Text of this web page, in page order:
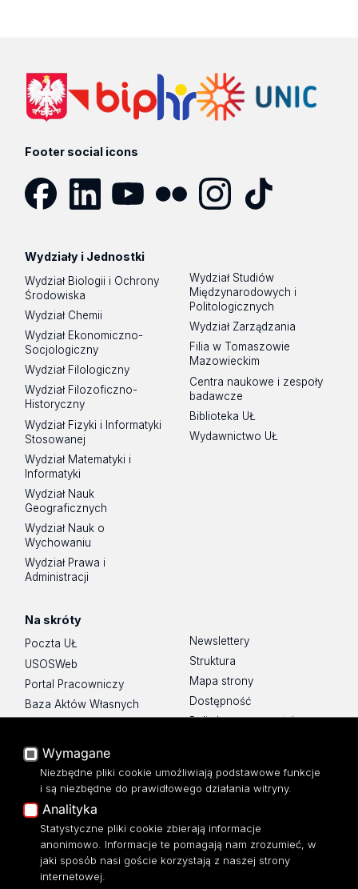
Footer social icons
Wydziały i Jednostki
Wydział Biologii i Ochrony
Środowiska
Wydział Chemii
Wydział Ekonomiczno-
Socjologiczny
Wydział Filologiczny
Wydział Filozoficzno-
Historyczny
Wydział Fizyki i Informatyki
Stosowanej
Wydział Matematyki i
Informatyki
Wydział Nauk
Geograficznych
Wydział Nauk o
Wychowaniu
Wydział Prawa i
Administracji
Wydział Studiów
Międzynarodowych i
Politologicznych
Wydział Zarządzania
Filia w Tomaszowie
Mazowieckim
Centra naukowe i zespoły
badawcze
Biblioteka UŁ
Wydawnictwo UŁ
Na skróty
Poczta UŁ
USOSWeb
Portal Pracowniczy
Baza Aktów Własnych
Eksperci UŁ
Polityka Prywatności
Dostępność
Newslettery
Struktura
Mapa strony
Dostępność
Polityka prywatności
Wydział Zarządzania
Wymagane
Niezbędne pliki cookie umożliwiają podstawowe funkcje
i są niezbędne do prawidłowego działania witryny.
Analityka
Statystyczne pliki cookie zbierają informacje
anonimowo. Informacje te pomagają nam zrozumieć, w
jaki sposób nasi goście korzystają z naszej strony
internetowej.